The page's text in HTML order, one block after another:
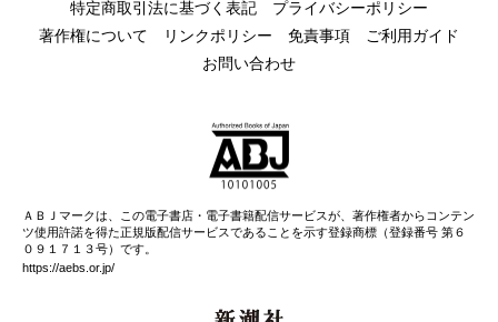
特定商取引法に基づく表記
プライバシーポリシー
著作権について
リンクポリシー 免責事項
ご利用ガイド
お問い合わせ
ＡＢＪマークは、この電子書店・電子書籍配信サービスが、著作権者からコンテン
ツ使用許諾を得た正規版配信サービスであることを示す登録商標（登録番号 第６
０９１７１３号）です。
https://aebs.or.jp/